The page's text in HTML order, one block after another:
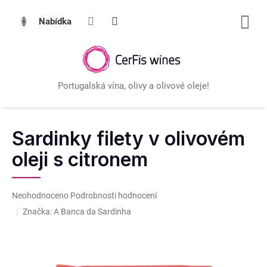
obsah
Sardinky filety v olivovém
oleji s citronem
Průměrné
hodnocení
produktu
Neohodnoceno Podrobnosti hodnocení
Značka:A Banca da Sardinha